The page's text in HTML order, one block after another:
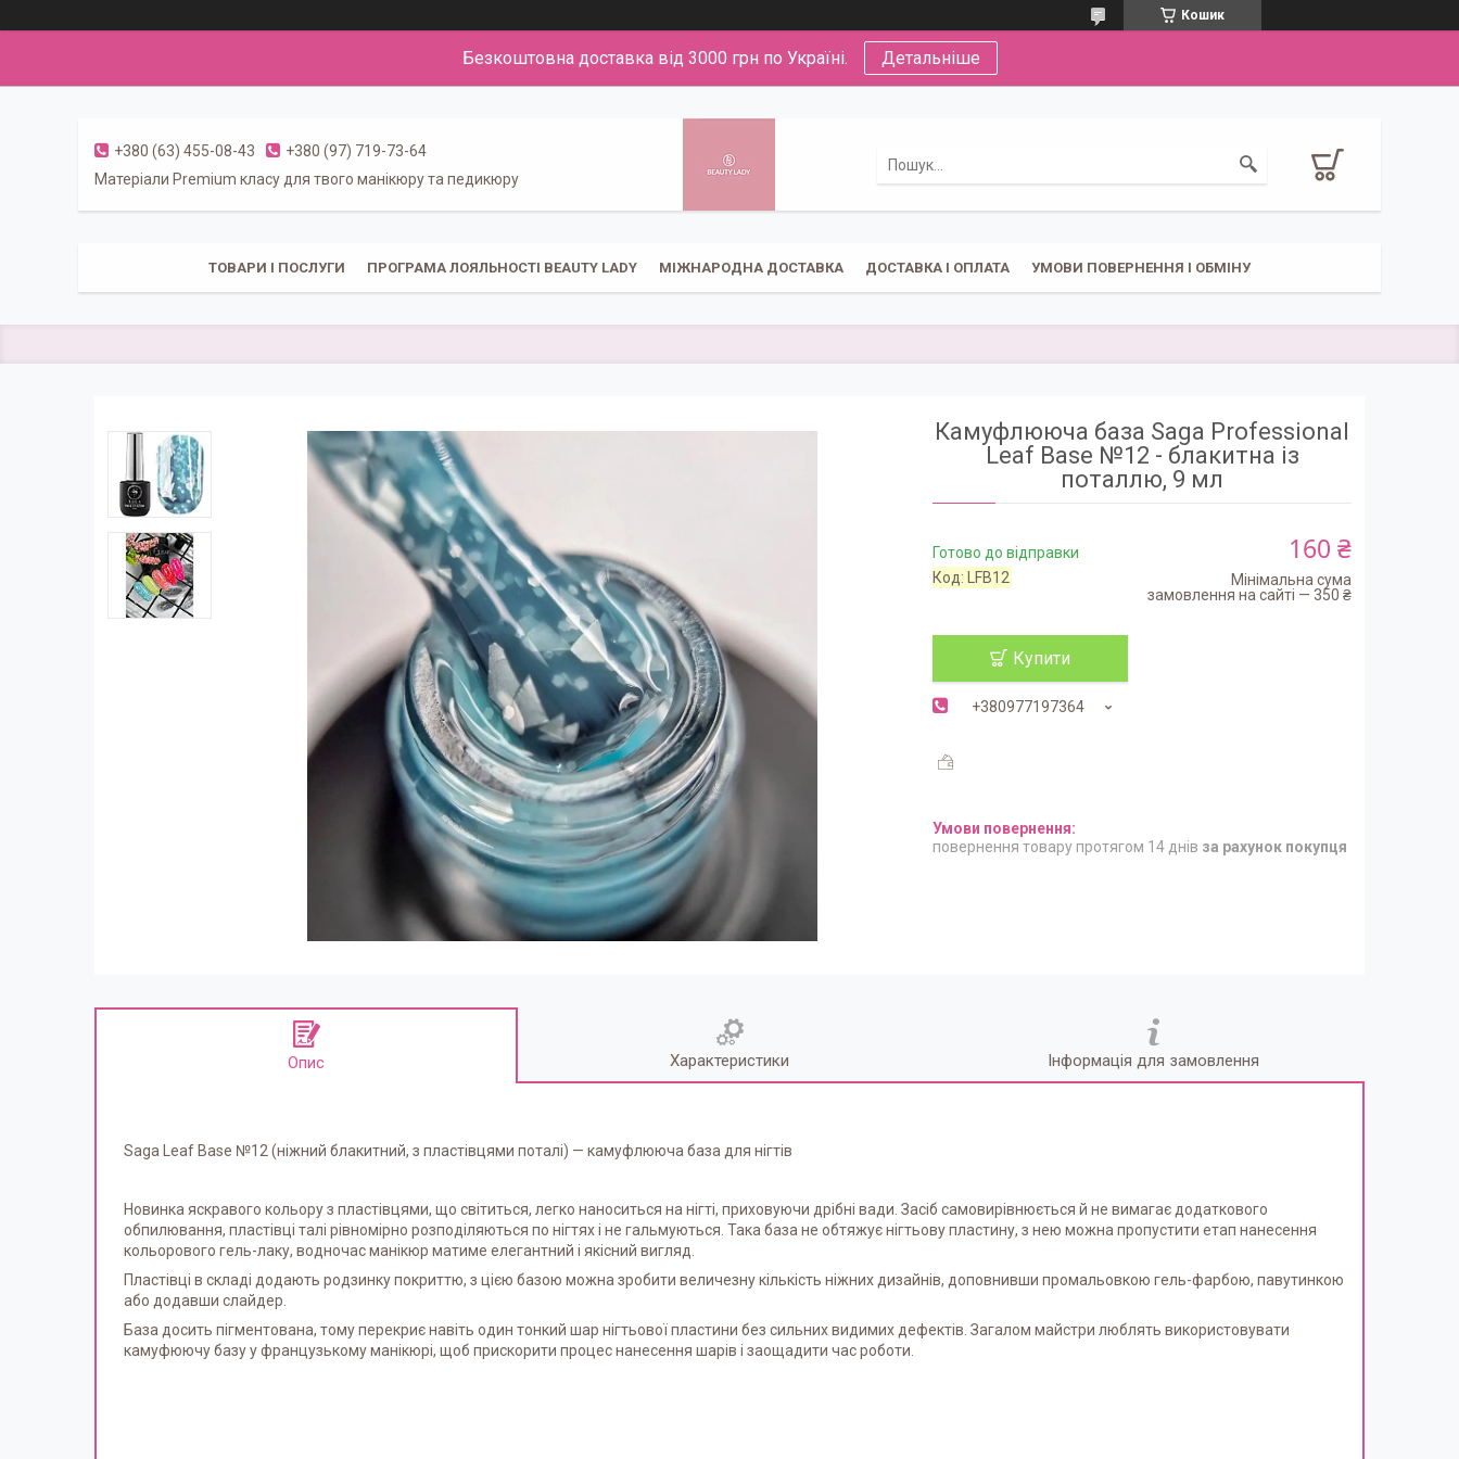
Кошик
Безкоштовна доставка від 3000 грн по Україні. Детальніше
+380 (63) 455-08-43
+380 (97) 719-73-64
Матеріали Premium класу для твого манікюру та педикюру
ТОВАРИ І ПОСЛУГИ ПРОГРАМА ЛОЯЛЬНОСТІ BEAUTY LADY МІЖНАРОДНА ДОСТАВКА ДОСТАВКА І ОПЛАТА УМОВИ ПОВЕРНЕННЯ І ОБМІНУ
Камуфлююча база Saga Professional
Leaf Base №12 - блакитна із
поталлю, 9 мл
Готово до відправки
Код:
LFB12
160 ₴
Мінімальна сума
замовлення на сайті — 350 ₴
Купити
+380977197364
повернення товару протягом 14 днів за рахунок покупця
Опис Характеристики Інформація для замовлення
Saga Leaf Base №12 (ніжний блакитний, з пластівцями поталі) — камуфлююча база для нігтів
Новинка яскравого кольору з пластівцями, що світиться, легко наноситься на нігті, приховуючи дрібні вади. Засіб самовирівнюється й не вимагає додаткового
обпилювання, пластівці талі рівномірно розподіляються по нігтях і не гальмуються. Така база не обтяжує нігтьову пластину, з нею можна пропустити етап нанесення
кольорового гель-лаку, водночас манікюр матиме елегантний і якісний вигляд.
Пластівці в складі додають родзинку покриттю, з цією базою можна зробити величезну кількість ніжних дизайнів, доповнивши промальовкою гель-фарбою, павутинкою
або додавши слайдер.
База досить пігментована, тому перекриє навіть один тонкий шар нігтьової пластини без сильних видимих дефектів. Загалом майстри люблять використовувати
камуфюючу базу у французькому манікюрі, щоб прискорити процес нанесення шарів і заощадити час роботи.